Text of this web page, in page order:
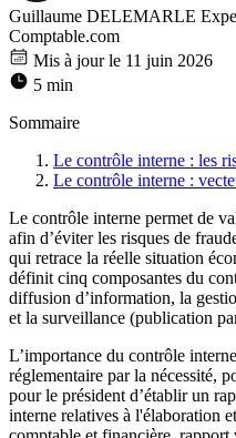
Guillaume DELEMARLE
Comptable.com
Mis à jour le 11 juin 2026
5 min
Sommaire
Le contrôle interne : les
Le contrôle interne :
Le contrôle interne permet de
afin d’éviter les risques de
qui retrace la réelle situation
définit cinq composantes du
diffusion d’information, la
et la surveillance (publication
L’importance du contrôle
réglementaire par la nécessité,
pour le président d’établir un
interne relatives à l'élaboration